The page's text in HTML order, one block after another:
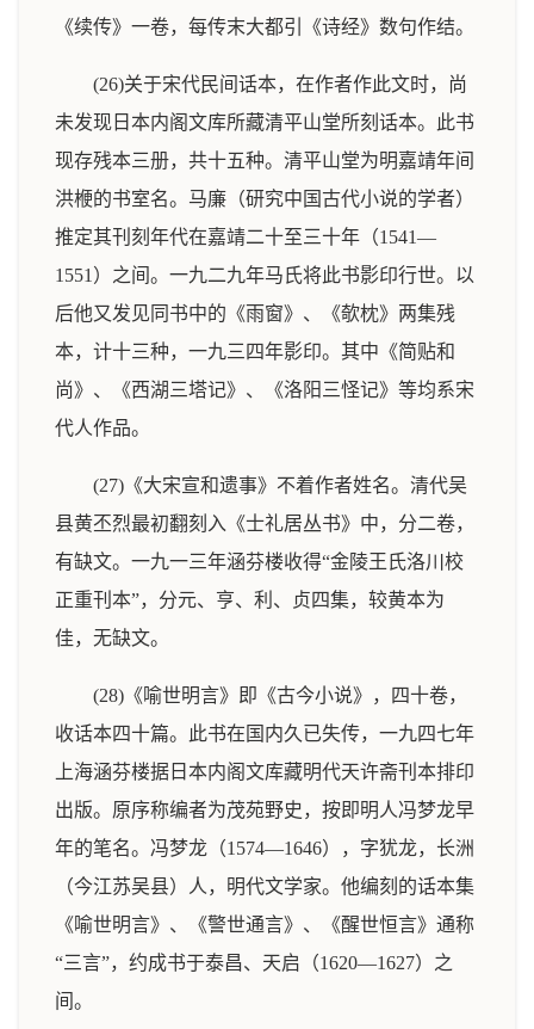
《续传》一卷，每传末大都引《诗经》数句作结。
(26)关于宋代民间话本，在作者作此文时，尚
未发现日本内阁文库所藏清平山堂所刻话本。此书
现存残本三册，共十五种。清平山堂为明嘉靖年间
洪楩的书室名。马廉（研究中国古代小说的学者）
推定其刊刻年代在嘉靖二十至三十年（1541—
1551）之间。一九二九年马氏将此书影印行世。以
后他又发见同书中的《雨窗》、《欹枕》两集残
本，计十三种，一九三四年影印。其中《简贴和
尚》、《西湖三塔记》、《洛阳三怪记》等均系宋
代人作品。
(27)《大宋宣和遗事》不着作者姓名。清代吴
县黄丕烈最初翻刻入《士礼居丛书》中，分二卷，
有缺文。一九一三年涵芬楼收得“金陵王氏洛川校
正重刊本”，分元、亨、利、贞四集，较黄本为
佳，无缺文。
(28)《喻世明言》即《古今小说》，四十卷，
收话本四十篇。此书在国内久已失传，一九四七年
上海涵芬楼据日本内阁文库藏明代天许斋刊本排印
出版。原序称编者为茂苑野史，按即明人冯梦龙早
年的笔名。冯梦龙（1574—1646），字犹龙，长洲
（今江苏吴县）人，明代文学家。他编刻的话本集
《喻世明言》、《警世通言》、《醒世恒言》通称
“三言”，约成书于泰昌、天启（1620—1627）之
间。